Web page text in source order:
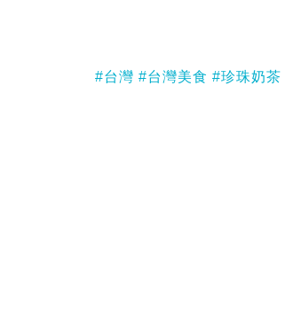
#台灣 #台灣美食 #珍珠奶茶